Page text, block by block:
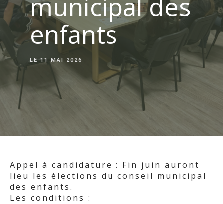
municipal des
enfants
LE11 MAI 2026
Appel à candidature : Fin juin auront
lieu les élections du conseil municipal
des enfants.
Les conditions :